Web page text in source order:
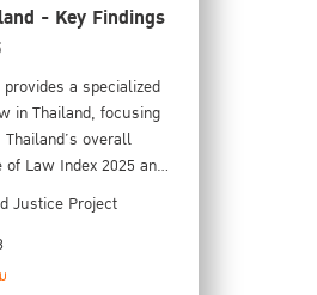
- Key Findings
a specialized
in Thailand, focusing
overall
Law Index 2025 and
Poll (GPP),
and lived
between June and
Justice Project